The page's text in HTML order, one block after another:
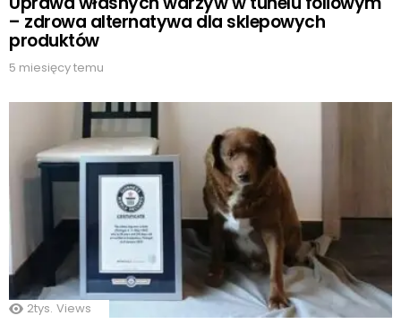
– zdrowa alternatywa dla sklepowych
produktów
5 miesięcy temu
2tys. Views